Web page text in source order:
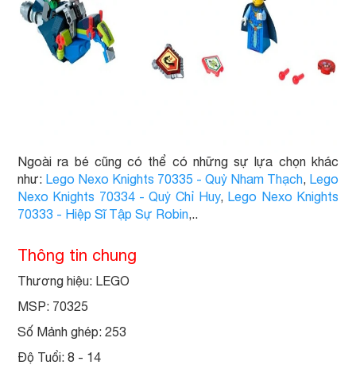
Ngoài ra bé cũng có thể có những sự lựa chọn khác
như: Lego Nexo Knights 70335 - Quỷ Nham Thạch, Lego
Nexo Knights 70334 - Quỷ Chỉ Huy, Lego Nexo Knights
70333 - Hiệp Sĩ Tập Sự Robin,..
Thông tin chung
Thương hiệu: LEGO
MSP: 70325
Số Mảnh ghép: 253
Độ Tuổi: 8 - 14